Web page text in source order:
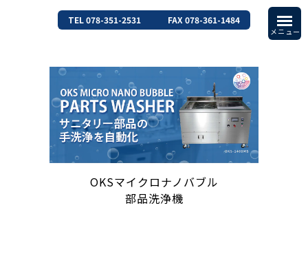
TEL 078-351-2531 FAX 078-361-1484
OKSマイクロナノバブル
部品洗浄機